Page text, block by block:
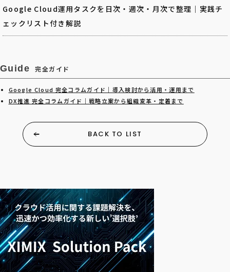
Google Cloud運用タスクを日次・週次・月次で整理｜実践チ
ェックリスト付き解説
Guide 完全ガイド
Google Cloud 完全コラムガイド｜導入検討から活用・運用まで
DX推進 完全コラムガイド｜戦略立案から組織変革・定着まで
BACK TO LIST